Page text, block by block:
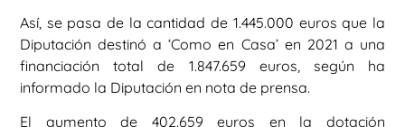
Así, se pasa de la cantidad de 1.445.000 euros que la
Diputación destinó a ‘Como en Casa’ en 2021 a una
financiación total de 1.847.659 euros, según ha
informado la Diputación en nota de prensa.
El aumento de 402.659 euros en la dotación